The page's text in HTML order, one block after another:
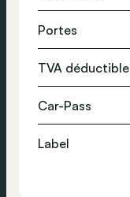
Portes
TVA déductible
Car-Pass
Label